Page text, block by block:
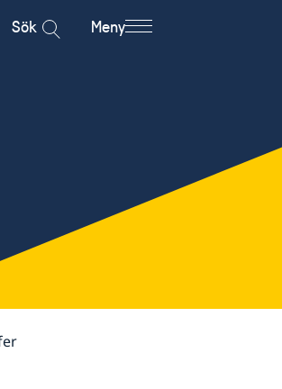
Sök Meny